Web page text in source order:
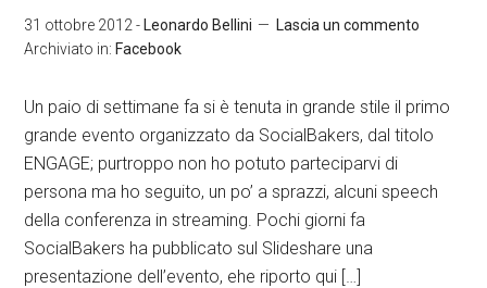
31 ottobre 2012 - Leonardo Bellini
Lascia un commento
Archiviato in: Facebook
Un paio di settimane fa si è tenuta in grande stile il primo
grande evento organizzato da SocialBakers, dal titolo
ENGAGE; purtroppo non ho potuto parteciparvi di
persona ma ho seguito, un po’ a sprazzi, alcuni speech
della conferenza in streaming. Pochi giorni fa
SocialBakers ha pubblicato sul Slideshare una
presentazione dell’evento, ehe riporto qui […]